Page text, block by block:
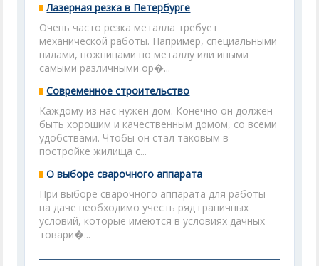
Лазерная резка в Петербурге
Очень часто резка металла требует
механической работы. Например, специальными
пилами, ножницами по металлу или иными
самыми различными ор�...
Современное строительство
Каждому из нас нужен дом. Конечно он должен
быть хорошим и качественным домом, со всеми
удобствами. Чтобы он стал таковым в
постройке жилища с...
О выборе сварочного аппарата
При выборе сварочного аппарата для работы
на даче необходимо учесть ряд граничных
условий, которые имеются в условиях дачных
товари�...